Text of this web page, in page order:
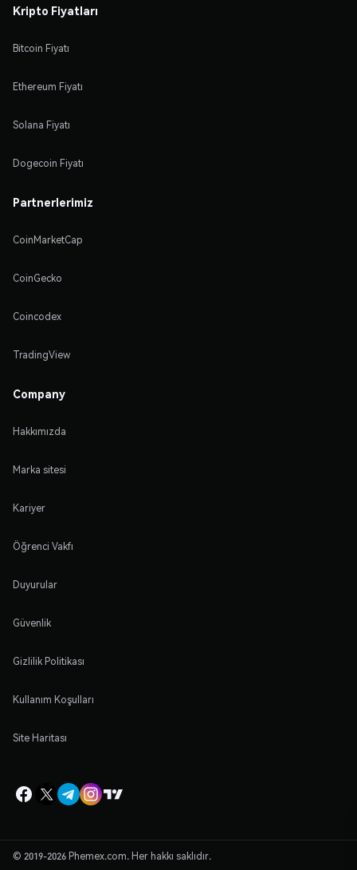
Kripto Fiyatları
Bitcoin Fiyatı
Ethereum Fiyatı
Solana Fiyatı
Dogecoin Fiyatı
Partnerlerimiz
CoinMarketCap
CoinGecko
Coincodex
TradingView
Company
Hakkımızda
Marka sitesi
Kariyer
Öğrenci Vakfı
Duyurular
Güvenlik
Gizlilik Politikası
Kullanım Koşulları
Site Haritası
© 2019-2026 Phemex.com. Her hakkı saklıdır.